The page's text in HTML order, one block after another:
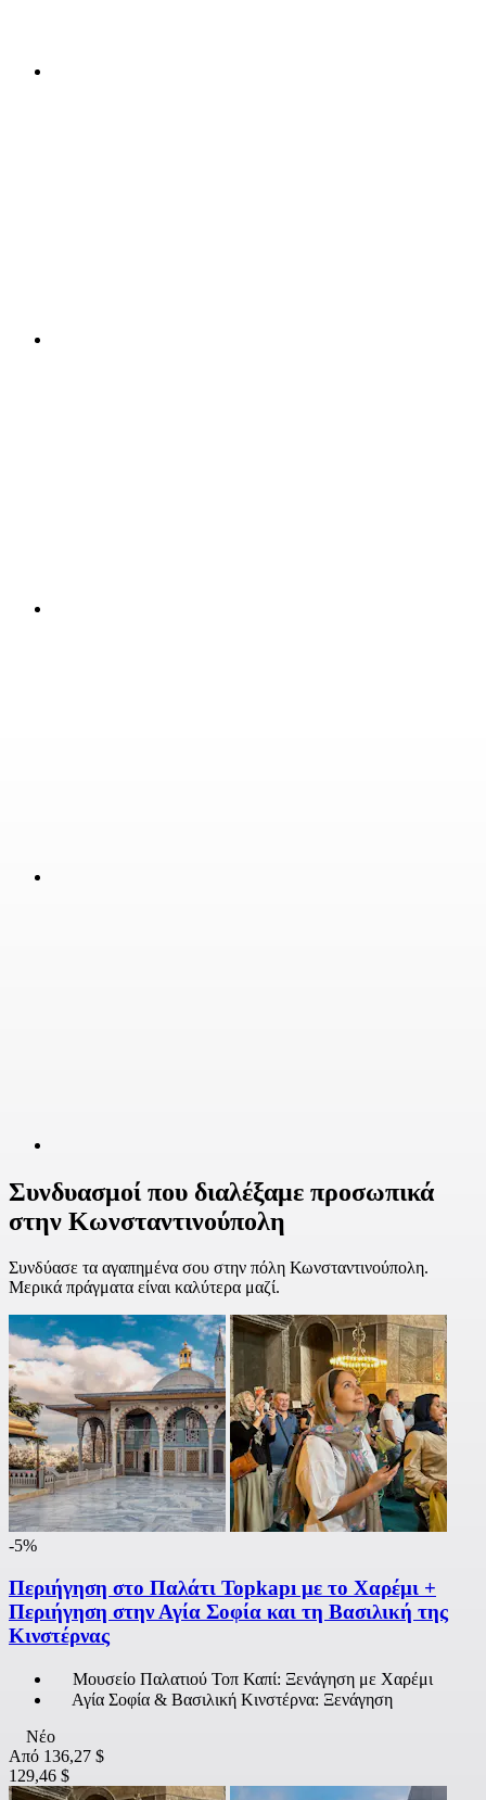
Συνδυασμοί που διαλέξαμε προσωπικά
στην Κωνσταντινούπολη
Συνδύασε τα αγαπημένα σου στην πόλη Κωνσταντινούπολη.
Μερικά πράγματα είναι καλύτερα μαζί.
-5%
Περιήγηση στο Παλάτι Topkapı με το Χαρέμι +
Περιήγηση στην Αγία Σοφία και τη Βασιλική της
Κινστέρνας
Μουσείο Παλατιού Τοπ Καπί: Ξενάγηση με Χαρέμι
Αγία Σοφία & Βασιλική Κινστέρνα: Ξενάγηση
Νέο
Από 136,27 $
129,46 $